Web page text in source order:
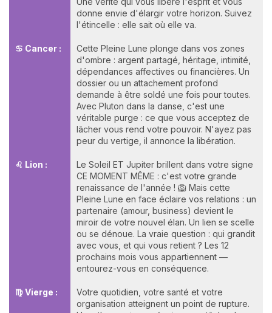
donne envie d'élargir votre horizon. Suivez
l'étincelle : elle sait où elle va.
♋ Cancer :
Cette Pleine Lune plonge dans vos zones
d'ombre : argent partagé, héritage, intimité,
dépendances affectives ou financières. Un
dossier ou un attachement profond
demande à être soldé une fois pour toutes.
Avec Pluton dans la danse, c'est une
véritable purge : ce que vous acceptez de
lâcher vous rend votre pouvoir. N'ayez pas
peur du vertige, il annonce la libération.
♌ Lion :
Le Soleil ET Jupiter brillent dans votre signe
CE MOMENT MÊME : c'est votre grande
renaissance de l'année ! 🦁 Mais cette
Pleine Lune en face éclaire vos relations : un
partenaire (amour, business) devient le
miroir de votre nouvel élan. Un lien se scelle
ou se dénoue. La vraie question : qui grandit
avec vous, et qui vous retient ? Les 12
prochains mois vous appartiennent —
entourez-vous en conséquence.
♍ Vierge :
Votre quotidien, votre santé et votre
organisation atteignent un point de rupture.